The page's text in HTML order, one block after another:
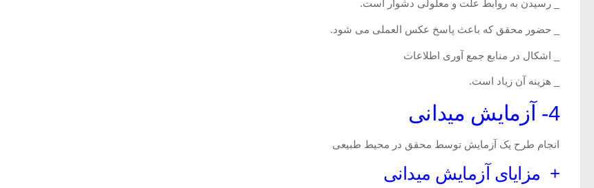
_ رسیدن به روابط علت و معلولی دشوار است.
_ حضور محقق که باعث پاسخ عکس العملی می شود.
_ اشکال در منابع جمع آوری اطلاعات
_ هزینه آن زیاد است.
4- آزمایش میدانی
انجام طرح یک آزمایش توسط محقق در محیط طبیعی
+ مزایای آزمایش میدانی